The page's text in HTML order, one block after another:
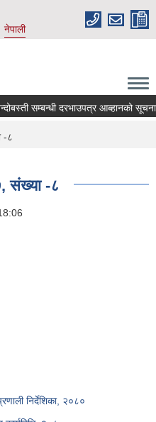
नेपाली
सम्बन्धी दरभाउपत्र आब्हानको सूचना
-८
संख्या -८
निर्देशिका, २०८०